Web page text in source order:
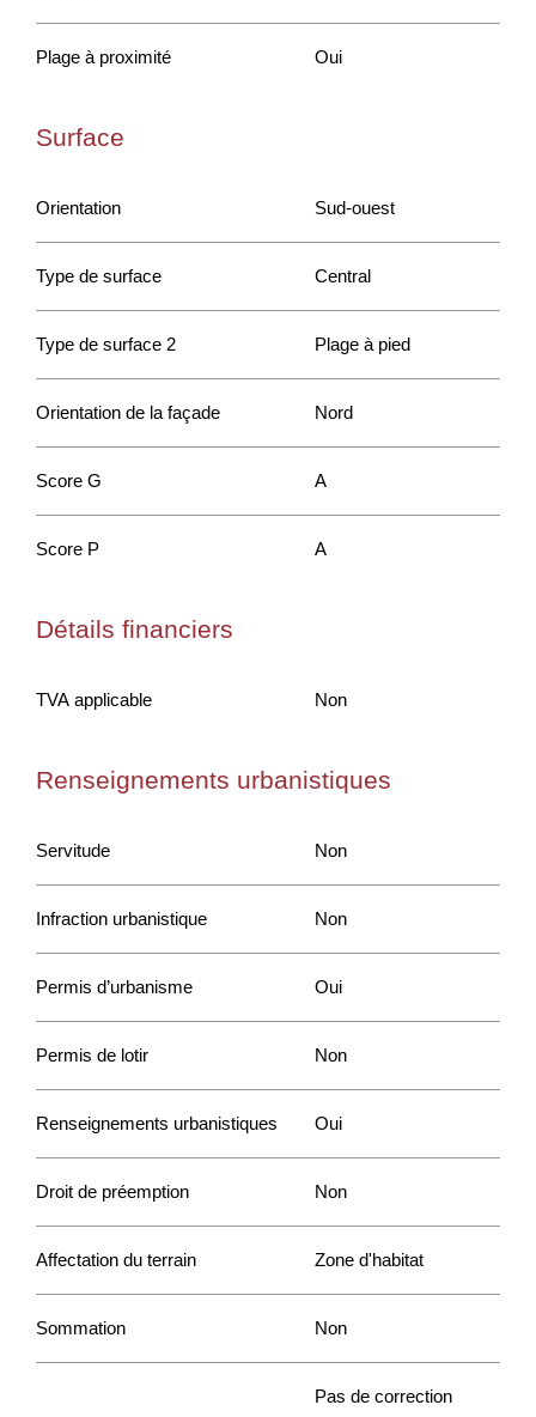
Plage à proximité Oui
Surface
Orientation Sud-ouest
Type de surface Central
Type de surface 2 Plage à pied
Orientation de la façade Nord
Score G A
Score P A
Détails financiers
TVA applicable Non
Renseignements urbanistiques
Servitude Non
Infraction urbanistique Non
Permis d’urbanisme Oui
Permis de lotir Non
Renseignements urbanistiques Oui
Droit de préemption Non
Affectation du terrain Zone d'habitat
Sommation Non
Pas de correction